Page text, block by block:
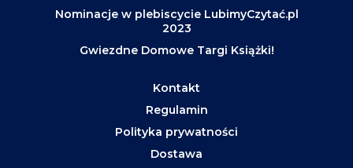
Nominacje w plebiscycie LubimyCzytać.pl
2023
Gwiezdne Domowe Targi Książki!
Kontakt
Regulamin
Polityka prywatności
Dostawa